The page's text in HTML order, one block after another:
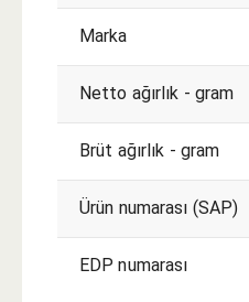
Marka
Netto ağırlık - gram
Brüt ağırlık - gram
Ürün numarası (SAP)
EDP numarası